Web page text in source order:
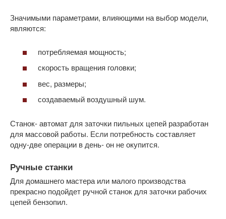
Значимыми параметрами, влияющими на выбор модели,
являются:
потребляемая мощность;
скорость вращения головки;
вес, размеры;
создаваемый воздушный шум.
Станок- автомат для заточки пильных цепей разработан
для массовой работы. Если потребность составляет
одну-две операции в день- он не окупится.
Ручные станки
Для домашнего мастера или малого производства
прекрасно подойдет ручной станок для заточки рабочих
цепей бензопил.